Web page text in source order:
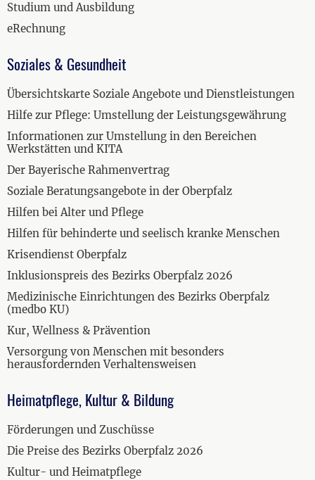
Studium und Ausbildung
eRechnung
Soziales & Gesundheit
Übersichtskarte Soziale Angebote und Dienstleistungen
Hilfe zur Pflege: Umstellung der Leistungsgewährung
Informationen zur Umstellung in den Bereichen
Werkstätten und KITA
Der Bayerische Rahmenvertrag
Soziale Beratungsangebote in der Oberpfalz
Hilfen bei Alter und Pflege
Hilfen für behinderte und seelisch kranke Menschen
Krisendienst Oberpfalz
Inklusionspreis des Bezirks Oberpfalz 2026
Medizinische Einrichtungen des Bezirks Oberpfalz
(medbo KU)
Kur, Wellness & Prävention
Versorgung von Menschen mit besonders
herausfordernden Verhaltensweisen
Heimatpflege, Kultur & Bildung
Förderungen und Zuschüsse
Die Preise des Bezirks Oberpfalz 2026
Kultur- und Heimatpflege